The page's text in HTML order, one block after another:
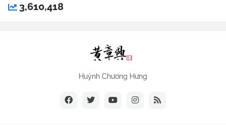
3,610,418
Huỳnh Chương Hưng